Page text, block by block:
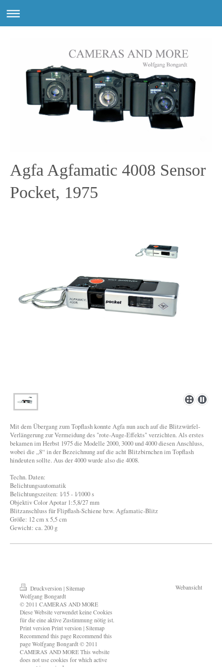
Agfa Agfamatic 4008 Sensor
Pocket, 1975
Mit dem Übergang zum Topflash konnte Agfa nun auch auf die Blitzwürfel-
Verlängerung zur Vermeidung des "rote-Auge-Effekts" verzichten. Als erstes
bekamen im Herbst 1975 die Modelle 2000, 3000 und 4000 diesen Anschluss,
wobei die „8“ in der Bezeichnung auf die acht Blitzbirnchen im Topflash
hindeuten sollte. Aus der 4000 wurde also die 4008.
Techn. Daten:
Belichtungsautomatik
Belichtungszeiten: 1⁄15 - 1⁄1000 s
Objektiv Color Apotar 1:5,8/27 mm
Blitzanschluss für Flipflash-Schiene bzw. Agfamatic-Blitz
Größe: 12 cm x 5,5 cm
Gewicht: ca. 200 g
Druckversion | Sitemap
Wolfgang Bongardt
© 2011 CAMERAS AND MORE
Diese Website verwendet keine Cookies
für die eine aktive Zustimmung nötig ist.
Print version Print version | Sitemap
Recommend this page Recommend this
page Wolfgang Bongardt © 2011
CAMERAS AND MORE This website
does not use cookies for which active
Webansicht